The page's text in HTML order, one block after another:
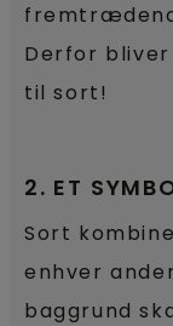
Derfor
til sort!
2. ET
Sort
enhver
baggrund